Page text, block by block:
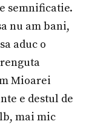
semnificatie.
nu am bani,
aduc o
Mioarei
e destul de
mai mic